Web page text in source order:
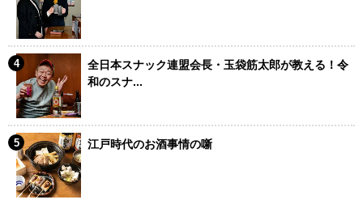
全日本スナック連盟会長・玉袋筋太郎が教える！令
和のスナ...
江戸時代のお酒事情の噺